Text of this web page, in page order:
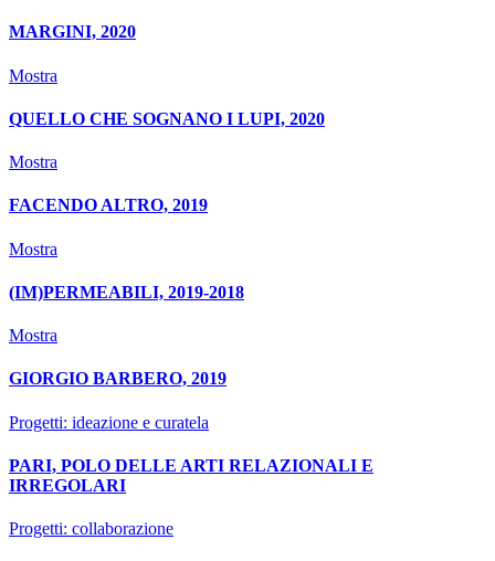
MARGINI, 2020
Mostra
QUELLO CHE SOGNANO I LUPI, 2020
Mostra
FACENDO ALTRO, 2019
Mostra
(IM)PERMEABILI, 2019-2018
Mostra
GIORGIO BARBERO, 2019
Progetti: ideazione e curatela
PARI, POLO DELLE ARTI RELAZIONALI E
IRREGOLARI
Progetti: collaborazione